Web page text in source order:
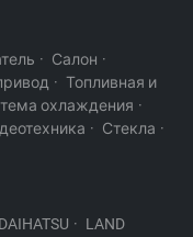
· Салон ·
· Топливная и
охлаждения ·
· Стекла ·
DAIHATSU · LAND